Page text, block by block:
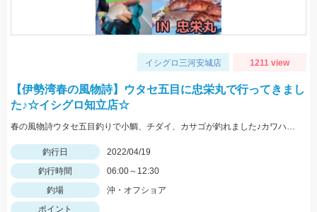
イシグロ三河安城店 1211 view
【伊勢湾春の風物詩】ウタセ五目に忠栄丸で行ってきまし
た♪☆イシグロ知立店☆
春の風物詩ウタセ五目釣りで小鯛、チダイ、カサゴが釣れました♪カワハギやメバルも釣れてますよ☆
釣行日
2022/04/19
釣行時間
06:00～12:30
釣場
沖・オフショア
ポイント